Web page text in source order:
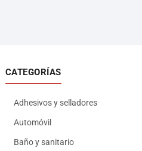
CATEGORÍAS
Adhesivos y selladores
Automóvil
Baño y sanitario